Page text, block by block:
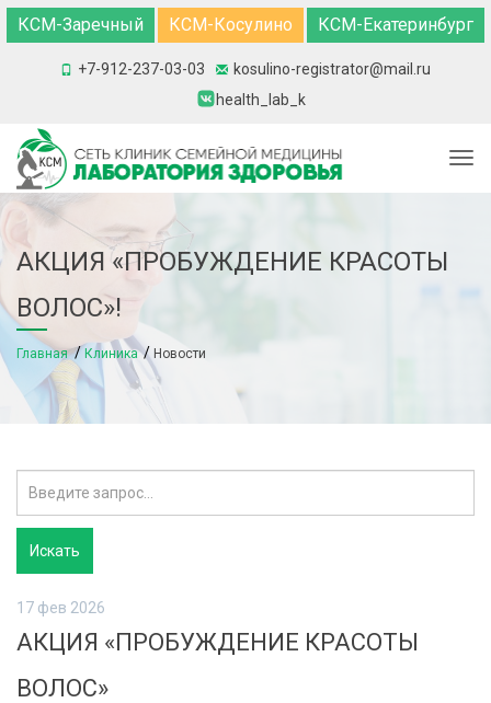
КСМ-Заречный КСМ-Косулино КСМ-Екатеринбург
+7-912-237-03-03
kosulino-registrator@mail.ru
health_lab_k
АКЦИЯ «ПРОБУЖДЕНИЕ КРАСОТЫ
ВОЛОС»!
Главная Клиника Новости
17 фев 2026
АКЦИЯ «ПРОБУЖДЕНИЕ КРАСОТЫ
ВОЛОС»